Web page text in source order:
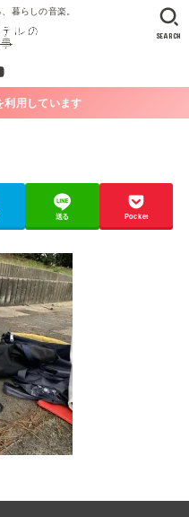
暮らしの音楽。
SEARCH
利用しています
送る Pocket